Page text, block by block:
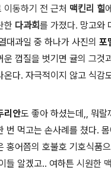
이동하기 전 근처 맥킨리 힐
한 다과회를 가졌다. 망고와
대과일 중 하나가 사진의 포
운 껍질을 벗기면 귤의 그것
온다. 자극적이지 않고 식감
리안도 좋아 하셨는데,, 뭐랄
번 먹고는 손사례를 쳤다.
홍어쯤의 호불호 기호식품
들 알겠고.. 여하튼 시원한